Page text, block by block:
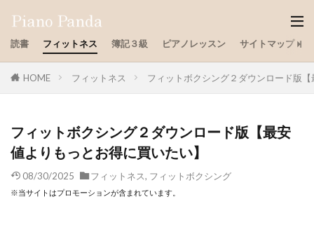
読書 フィットネス 簿記３級 ピアノレッスン サイトマップ
HOME フィットネス フィットボクシング２ダウンロード版
フィットボクシング２ダウンロード版【最安
値よりもっとお得に買いたい】
08/30/2025 フィットネス, フィットボクシング
※当サイトはプロモーションが含まれています。